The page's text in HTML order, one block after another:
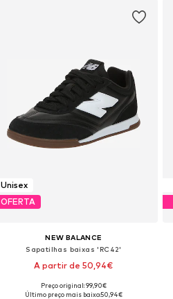
Unisex
OFERTA
NEW BALANCE
Sapatilhas baixas 'RC42'
A partir de 50,94€
Disponível em vários tamanhos
Preço original: 99,90€
Último preço mais baixo:50,94€